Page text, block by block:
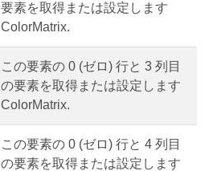
要素を取得または設定します
ColorMatrix.
この要素の 0 (ゼロ) 行と 3 列目
の要素を取得または設定します
ColorMatrix.
この要素の 0 (ゼロ) 行と 4 列目
の要素を取得または設定します